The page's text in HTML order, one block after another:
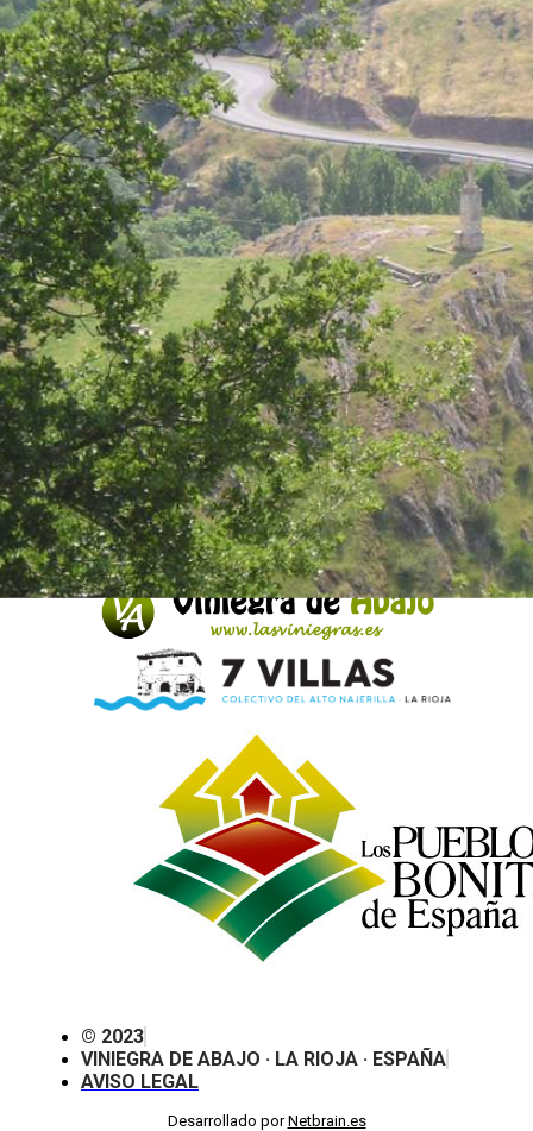
© 2023
VINIEGRA DE ABAJO · LA RIOJA · ESPAÑA
AVISO LEGAL
Desarrollado porNetbrain.es